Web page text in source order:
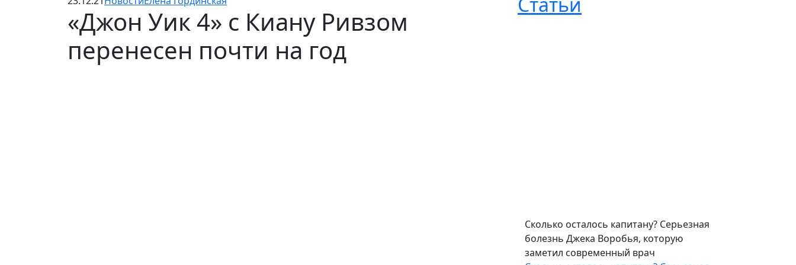
«Джон Уик 4» с Киану Ривзом
перенесен почти на год
Сколько осталось капитану? Серьезная
болезнь Джека Воробья, которую
заметил современный врач